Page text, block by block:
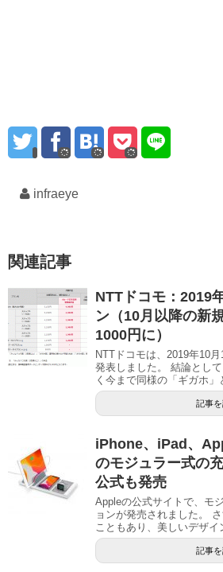
infraeye
関連記事
NTTドコモ：2019
ン（10月以降の新
1000円に）
NTTドコモは、2019年10
発表しました。 結論とし
く今まで同様の「ギガホ」
記事
iPhone、iPad、
のモジュラー式の
公式も発売
Appleの公式サイトで、モ
ョンが発売されました。
こともあり、美しいデザイ
記事